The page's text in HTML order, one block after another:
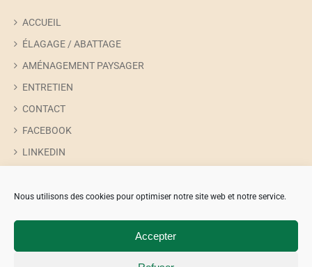
Nous utilisons des cookies pour optimiser notre site web et notre service.
Accepter
ACCUEIL
ÉLAGAGE / ABATTAGE
AMÉNAGEMENT PAYSAGER
ENTRETIEN
CONTACT
FACEBOOK
LINKEDIN
TIKTOK